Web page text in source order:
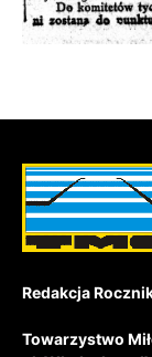
Redakcja
Towarzystwo